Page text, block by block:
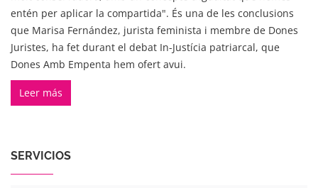
SERVICIOS
entén per aplicar la compartida". És una de les conclusions
que Marisa Fernández, jurista feminista i membre de Dones
Juristes, ha fet durant el debat In-Justícia patriarcal, que
Dones Amb Empenta hem ofert avui.
Leer más